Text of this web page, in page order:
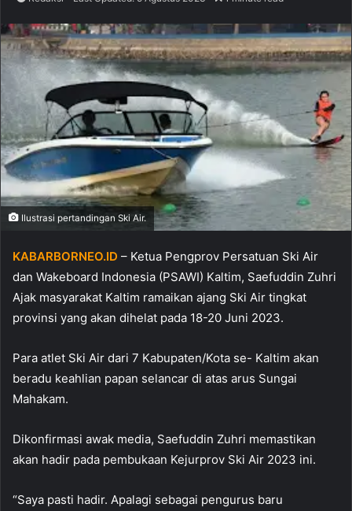
Ilustrasi pertandingan Ski Air.
KABARBORNEO.ID – Ketua Pengprov Persatuan Ski Air
dan Wakeboard Indonesia (PSAWI) Kaltim, Saefuddin Zuhri
Ajak masyarakat Kaltim ramaikan ajang Ski Air tingkat
provinsi yang akan dihelat pada 18-20 Juni 2023.
Para atlet Ski Air dari 7 Kabupaten/Kota se- Kaltim akan
beradu keahlian papan selancar di atas arus Sungai
Mahakam.
Dikonfirmasi awak media, Saefuddin Zuhri memastikan
akan hadir pada pembukaan Kejurprov Ski Air 2023 ini.
“Saya pasti hadir. Apalagi sebagai pengurus baru